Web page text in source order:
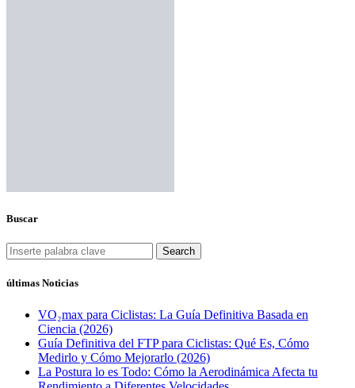
Buscar
Search
últimas Noticias
VO₂max para Ciclistas: La Guía Definitiva Basada en
Ciencia (2026)
Guía Definitiva del FTP para Ciclistas: Qué Es, Cómo
Medirlo y Cómo Mejorarlo (2026)
La Postura lo es Todo: Cómo la Aerodinámica Afecta tu